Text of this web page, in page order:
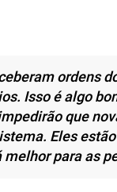
ordens
Isso é algo
que
Eles
para as